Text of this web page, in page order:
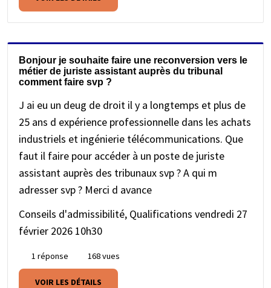
Bonjour je souhaite faire une reconversion vers le
métier de juriste assistant auprès du tribunal
comment faire svp ?
J ai eu un deug de droit il y a longtemps et plus de
25 ans d expérience professionnelle dans les achats
industriels et ingénierie télécommunications. Que
faut il faire pour accéder à un poste de juriste
assistant auprès des tribunaux svp ? A qui m
adresser svp ? Merci d avance
Conseils d'admissibilité, Qualifications vendredi 27
février 2026 10h30
1 réponse 168 vues
VOIR LES DÉTAILS